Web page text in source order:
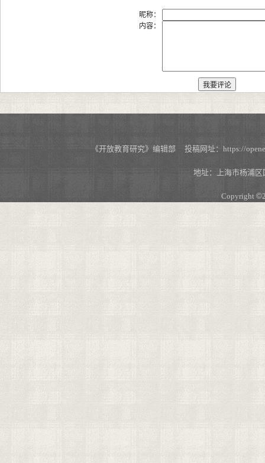
昵称：
内容：
《开放教育研究》编辑部 投稿网址：https://
地址：上海市杨浦
Copyright ©